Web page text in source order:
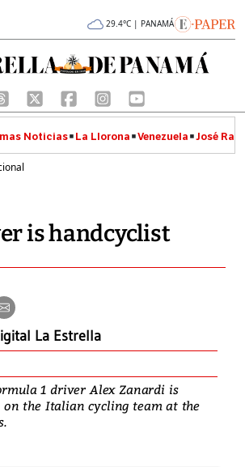
29.4°C | PANAMÁ
Noticias La Llorona Venezuela José
is handcyclist
La Estrella
1 driver Alex Zanardi is
on the Italian cycling team at the